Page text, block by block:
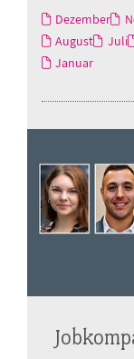
Dezember
August
Juli
Januar